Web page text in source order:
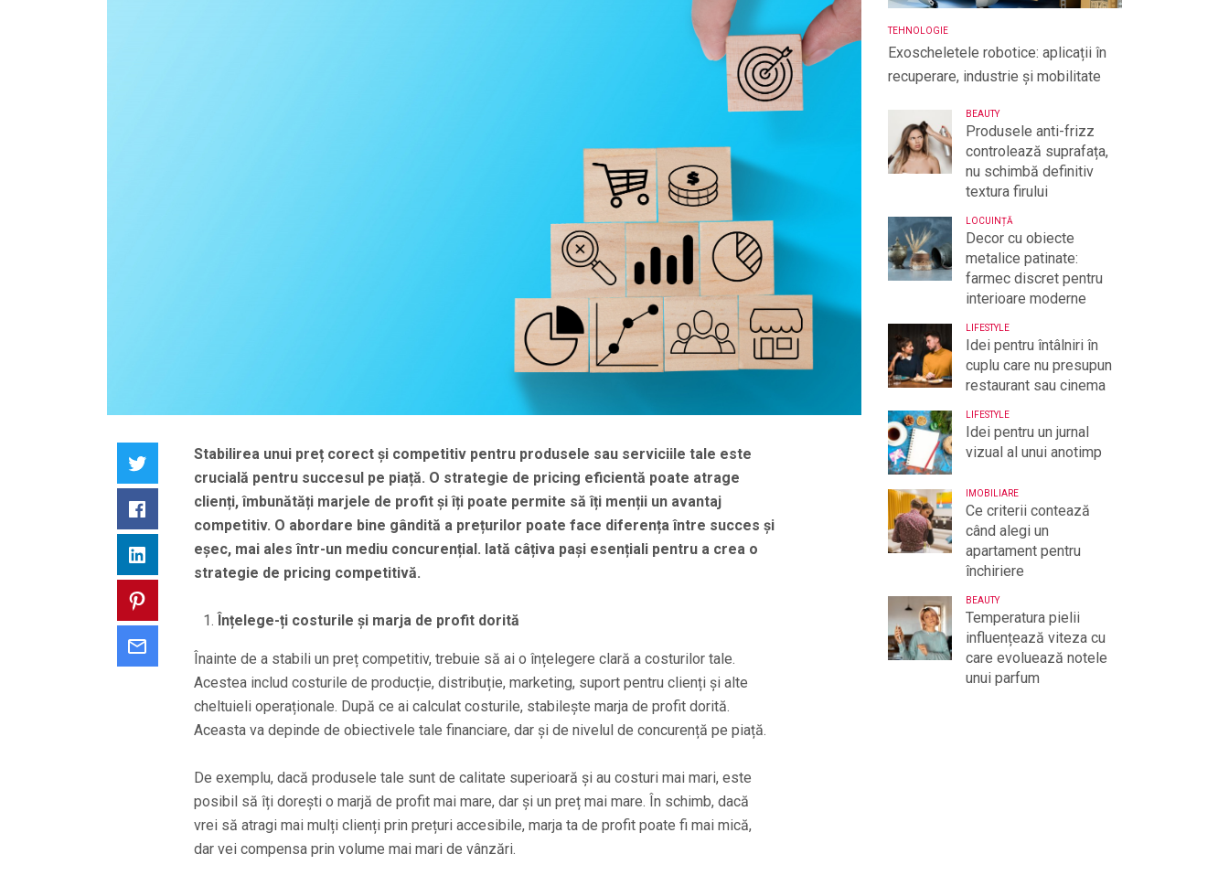
Facebook
LinkedIn
Stabilirea unui preț corect și competitiv pentru produsele sau serviciile tale este
crucială pentru succesul pe piață. O strategie de pricing eficientă poate atrage
clienți, îmbunătăți marjele de profit și îți poate permite să îți menții un avantaj
competitiv. O abordare bine gândită a prețurilor poate face diferența între succes și
eșec, mai ales într-un mediu concurențial. Iată câțiva pași esențiali pentru a crea o
strategie de pricing competitivă.
Înțelege-ți costurile și marja de profit dorită
Înainte de a stabili un preț competitiv, trebuie să ai o înțelegere clară a costurilor tale.
Acestea includ costurile de producție, distribuție, marketing, suport pentru clienți și alte
cheltuieli operaționale. După ce ai calculat costurile, stabilește marja de profit dorită.
Aceasta va depinde de obiectivele tale financiare, dar și de nivelul de concurență pe piață.
De exemplu, dacă produsele tale sunt de calitate superioară și au costuri mai mari, este
posibil să îți dorești o marjă de profit mai mare, dar și un preț mai mare. În schimb, dacă
vrei să atragi mai mulți clienți prin prețuri accesibile, marja ta de profit poate fi mai mică,
dar vei compensa prin volume mai mari de vânzări.
TEHNOLOGIE
Exoscheletele robotice: aplicații în
recuperare, industrie și mobilitate
BEAUTY
Produsele anti-frizz
controlează suprafața,
nu schimbă definitiv
textura firului
LOCUINȚĂ
Decor cu obiecte
metalice patinate:
farmec discret pentru
interioare moderne
LIFESTYLE
Idei pentru întâlniri în
cuplu care nu presupun
restaurant sau cinema
LIFESTYLE
Idei pentru un jurnal
vizual al unui anotimp
IMOBILIARE
Ce criterii contează
când alegi un
apartament pentru
închiriere
BEAUTY
Temperatura pielii
influențează viteza cu
care evoluează notele
unui parfum